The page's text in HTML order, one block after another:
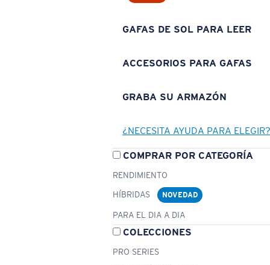
GAFAS DE SOL PARA LEER
ACCESORIOS PARA GAFAS
GRABA SU ARMAZÓN
¿NECESITA AYUDA PARA ELEGIR?
COMPRAR POR CATEGORÍA
RENDIMIENTO
HÍBRIDAS
NOVEDAD
PARA EL DIA A DIA
COLECCIONES
PRO SERIES